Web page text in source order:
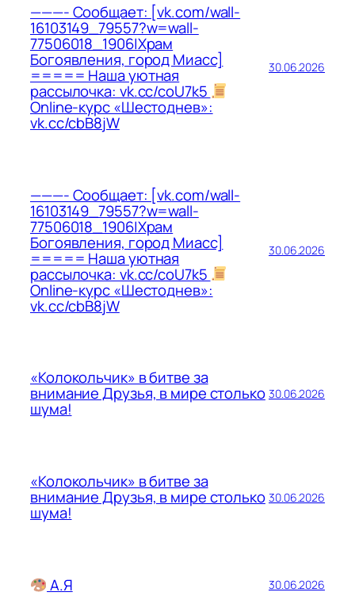
———- Сообщает: [vk.com/wall-
16103149_79557?w=wall-
77506018_1906|Храм
Богоявления, город Миасс]
===== Наша уютная
рассылочка: vk.cc/coU7k5
Online-курс «Шестоднев»:
vk.cc/cbB8jW
30.06.2026
———- Сообщает: [vk.com/wall-
16103149_79557?w=wall-
77506018_1906|Храм
Богоявления, город Миасс]
===== Наша уютная
рассылочка: vk.cc/coU7k5
Online-курс «Шестоднев»:
vk.cc/cbB8jW
30.06.2026
«Колокольчик» в битве за
внимание Друзья, в мире столько
шума!
30.06.2026
«Колокольчик» в битве за
внимание Друзья, в мире столько
шума!
30.06.2026
А.Я 30.06.2026